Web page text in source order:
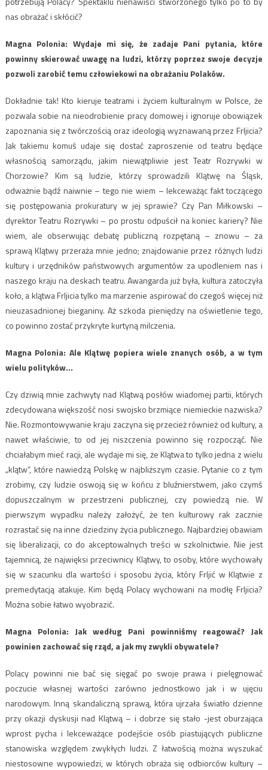
nas obrażać i skłócić?
Magna Polonia: ​Wydaje mi się, że zadaje Pani pytania, które
powinny skierować uwagę na ludzi, którzy poprzez swoje decyzje
pozwoli zarobić temu człowiekowi na obrażaniu Polaków.
Dokładnie tak! Kto kieruje teatrami i życiem kulturalnym w Polsce, że
pozwala sobie na nieodrobienie pracy domowej i ignoruje obowiązek
zapoznania się z twórczością oraz ideologią wyznawaną przez Frljicia?
Jak takiemu komuś udaje się dostać zaproszenie od teatru będące
własnością samorządu, jakim niewątpliwie jest Teatr Rozrywki w
Chorzowie? Kim są ludzie, którzy sprowadzili Klątwę na Śląsk,
odważnie bądź naiwnie – tego nie wiem – lekceważąc fakt toczącego
się postępowania prokuratury w jej sprawie? Czy Pan Miłkowski –
dyrektor Teatru Rozrywki – po prostu odpuścił na koniec kariery? Nie
wiem, ale obserwując debatę publiczną rozpętaną – znowu – za
sprawą Klątwy przeraża mnie jedno; znajdowanie przez różnych ludzi
kultury i urzędników państwowych argumentów za upodleniem nas i
naszego kraju na deskach teatru. Awangarda już była, kultura zatoczyła
koło, a klątwa Frljicia tylko ma marzenie aspirować do czegoś więcej niż
nieuzasadnionej bieganiny. Aż szkoda pieniędzy na oświetlenie tego,
co powinno zostać przykryte kurtyną milczenia.
Magna Polonia: Ale Klątwę popiera wiele znanych osób, a w tym
wielu polityków…
Czy dziwią mnie zachwyty nad Klątwą posłów wiadomej partii, których
zdecydowana większość nosi swojsko brzmiące niemieckie nazwiska?
Nie. Rozmontowywanie kraju zaczyna się przecież również od kultury, a
nawet właściwie, to od jej niszczenia powinno się rozpocząć. Nie
chciałabym mieć racji, ale wydaje mi się, że Klątwa to tylko jedna z wielu
„klątw”, które nawiedzą Polskę w najbliższym czasie. Pytanie co z tym
zrobimy, czy ludzie oswoją się w końcu z bluźnierstwem, jako czymś
dopuszczalnym w przestrzeni publicznej, czy powiedzą nie. W
pierwszym wypadku należy założyć, że ten kulturowy rak zacznie
rozrastać się na inne dziedziny życia publicznego. Najbardziej obawiam
się liberalizacji, co do akceptowalnych treści w szkolnictwie. Nie jest
tajemnicą, że najwięksi przeciwnicy Klątwy, to osoby, które wychowały
się w szacunku dla wartości i sposobu życia, który Frljić w Klątwie z
premedytacją atakuje. Kim będą Polacy wychowani na modłę Frljicia?
Można sobie łatwo wyobrazić.
Magna Polonia: ​Jak według Pani powinniśmy reagować? Jak
powinien zachować się rząd, a jak my zwykli obywatele?
Polacy powinni nie bać się sięgać po swoje prawa i pielęgnować
poczucie własnej wartości zarówno jednostkowo jak i w ujęciu
narodowym. Inną skandaliczną sprawą, która ujrzała światło dzienne
przy okazji dyskusji nad Klątwą – i dobrze się stało -jest oburzająca
wprost pycha i lekceważące podejście osób piastujących publiczne
stanowiska względem zwykłych ludzi. Z łatwością można wyszukać
niestosowne wypowiedzi, w których obraża się odbiorców kultury –